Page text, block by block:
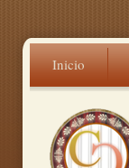
Inicio